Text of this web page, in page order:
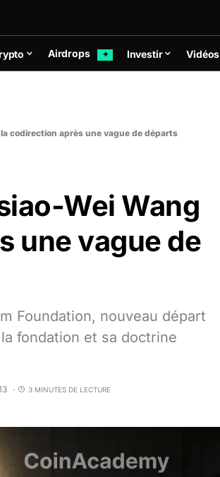
Airdrops ✦ Investir Vidéos
codirection après une vague de départs
Wei Wang
une vague de
Foundation, nouveau départ
fondation et sa doctrine
3 MINUTES DE LECTURE